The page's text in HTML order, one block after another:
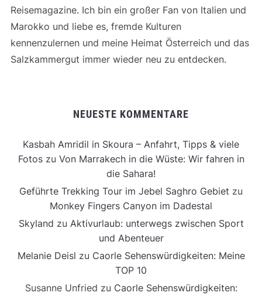
Reisemagazine. Ich bin ein großer Fan von Italien und
Marokko und liebe es, fremde Kulturen
kennenzulernen und meine Heimat Österreich und das
Salzkammergut immer wieder neu zu entdecken.
NEUESTE KOMMENTARE
Kasbah Amridil in Skoura – Anfahrt, Tipps & viele
Fotoszu Von Marrakech in die Wüste: Wir fahren in
die Sahara!
Geführte Trekking Tour im Jebel Saghro Gebiet zu
Monkey Fingers Canyon im Dadestal
Skyland zu Aktivurlaub: unterwegs zwischen Sport
und Abenteuer
Melanie Deisl zu Caorle Sehenswürdigkeiten: Meine
TOP 10
Susanne Unfried zu Caorle Sehenswürdigkeiten: